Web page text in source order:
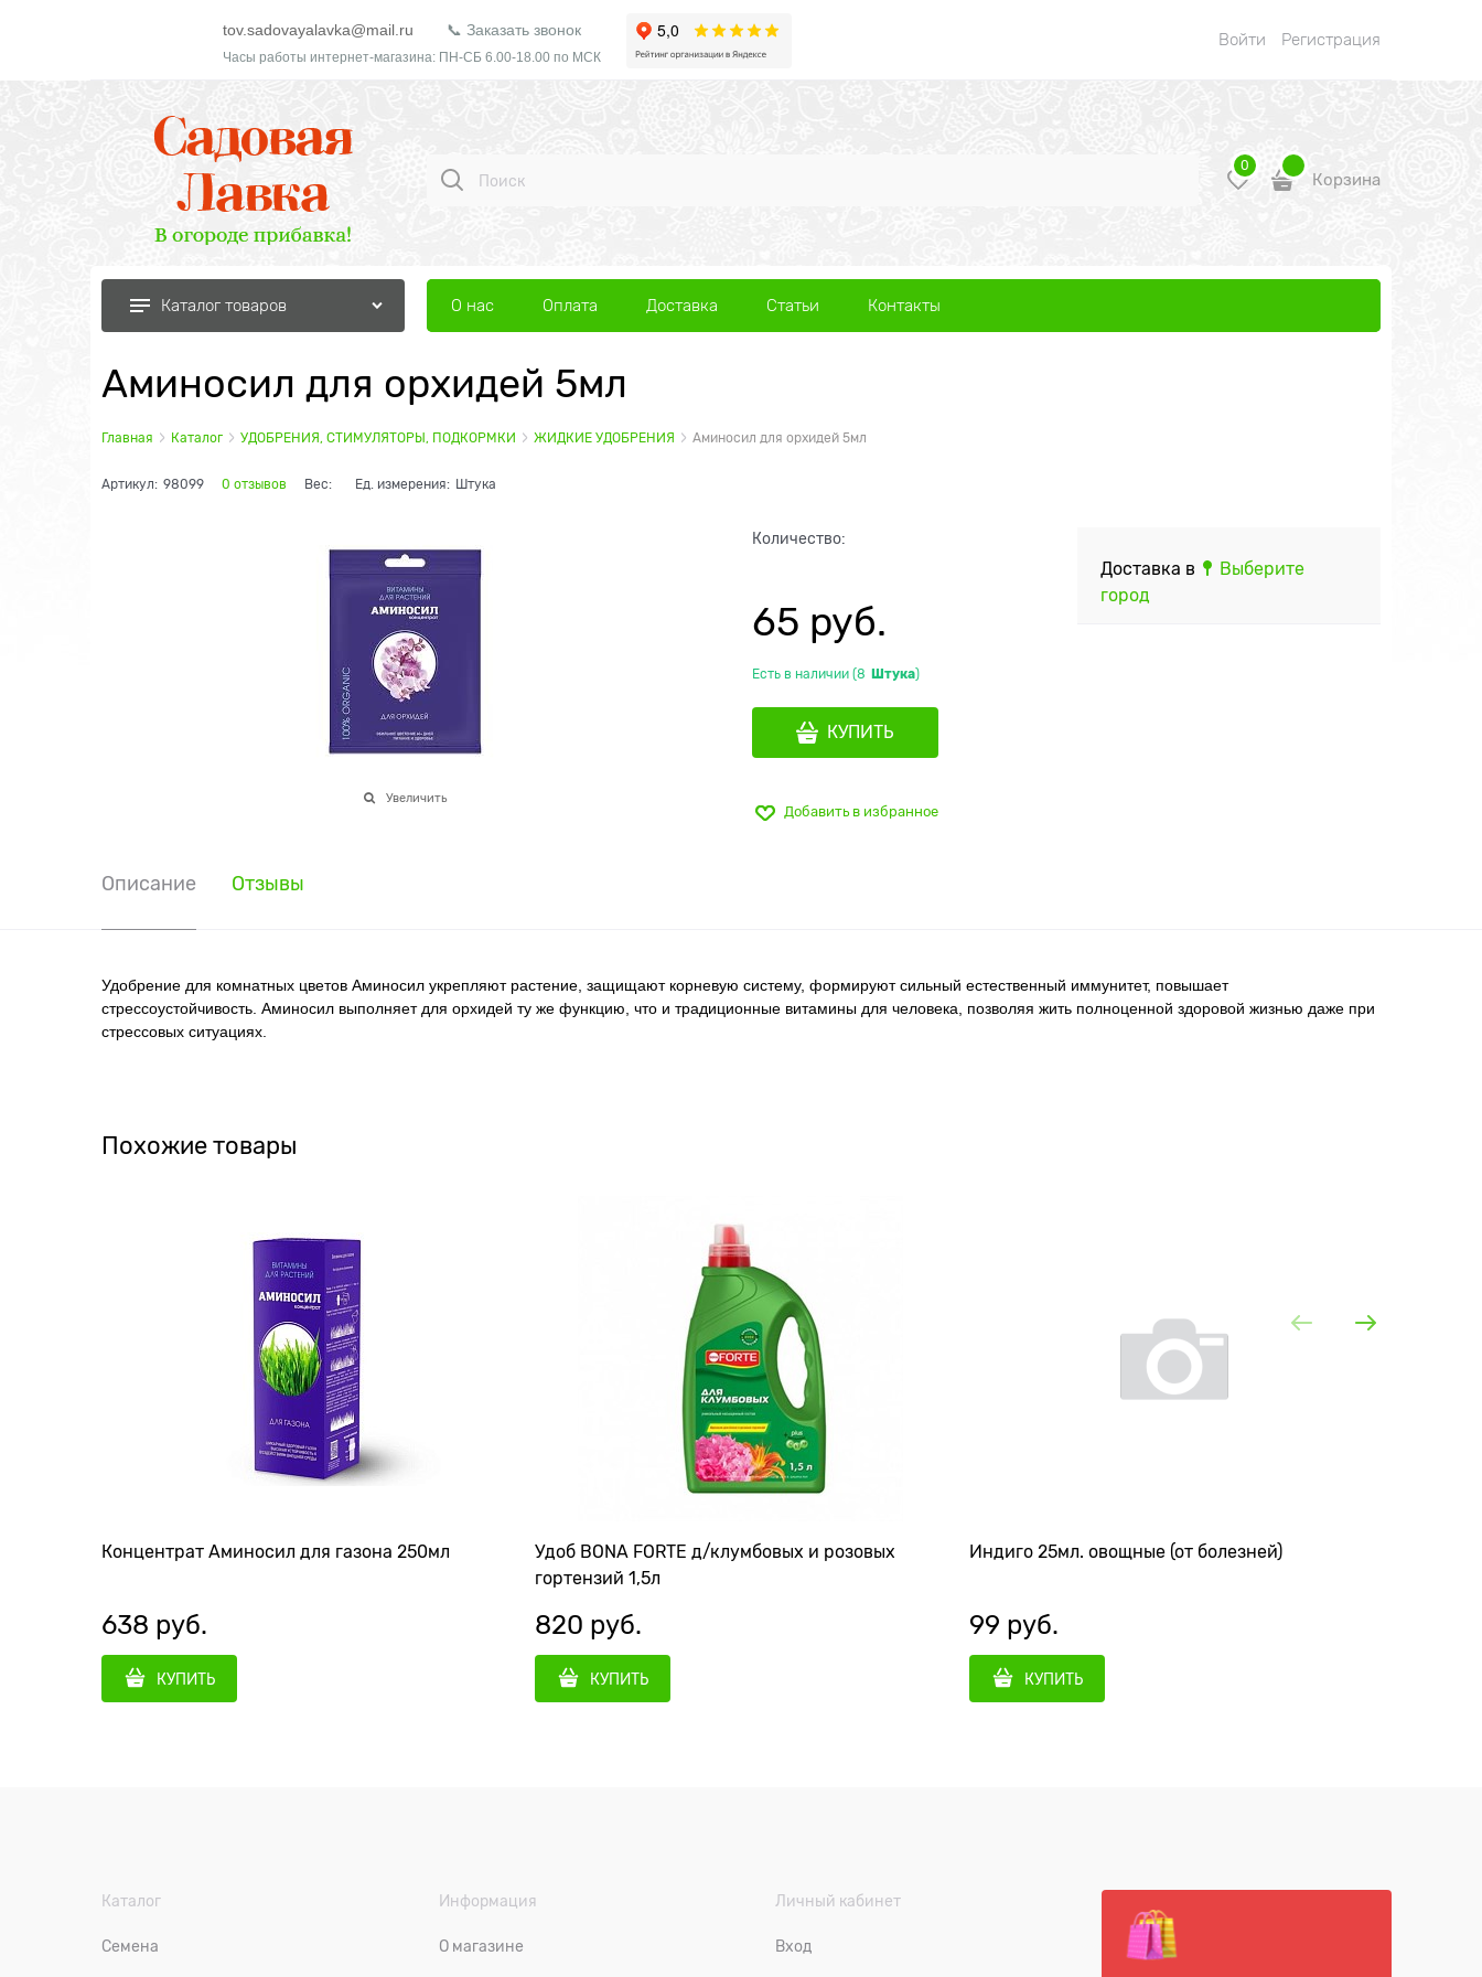
tov.sadovayalavka@mail.ru 📞 Заказать звонок
Часы работы интернет-магазина: ПН-СБ 6.00-18.00 по МСК
Войти Регистрация
0
Корзина
Каталог товаров О нас Оплата Доставка Статьи Контакты
Аминосил для орхидей 5мл
Главная Каталог УДОБРЕНИЯ, СТИМУЛЯТОРЫ, ПОДКОРМКИ ЖИДКИЕ УДОБРЕНИЯ Аминосил для орхидей 5мл
Артикул: 98099 0 отзывов Вес: Ед. измерения: Штука
Увеличить
Количество:
65 руб.
Есть в наличии (8 Штука)
КУПИТЬ
Добавить в избранное
Доставка в
Выберите
город
Описание Отзывы
Удобрение для комнатных цветов Аминосил укрепляют растение, защищают корневую систему, формируют сильный естественный иммунитет, повышает
стрессоустойчивость. Аминосил выполняет для орхидей ту же функцию, что и традиционные витамины для человека, позволяя жить полноценной здоровой жизнью даже при
стрессовых ситуациях.
Похожие товары
Концентрат Аминосил для газона 250мл
638 руб.
КУПИТЬ
Удоб BONA FORTE д/клумбовых и розовых
гортензий 1,5л
820 руб.
КУПИТЬ
Индиго 25мл. овощные (от болезней)
99 руб.
КУПИТЬ
Каталог
Семена
Информация
О магазине
Личный кабинет
Вход